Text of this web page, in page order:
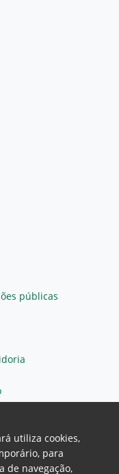
públicas
utiliza cookies,
para
de navegação,